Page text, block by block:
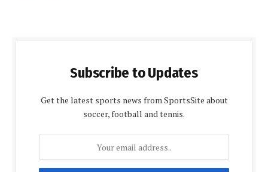
Subscribe to Updates
Get the latest sports news from SportsSite about
soccer, football and tennis.